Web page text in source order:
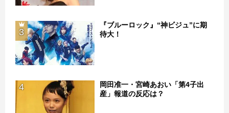
3
『ブルーロック』“神ビジュ”に期
待大！
4
岡田准一・宮崎あおい「第4子出
産」報道の反応は？